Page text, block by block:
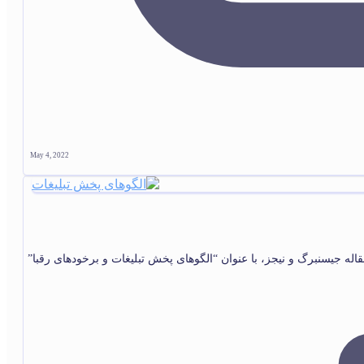
May 4, 2022
جیسنبرگ و نیجز، با عنوان “الگوهای پخش تبلیغات و برخودهای رقبا”